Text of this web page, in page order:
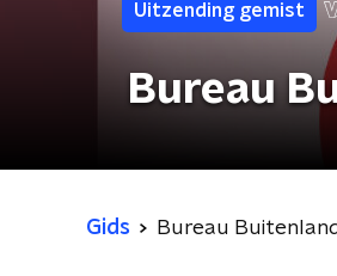
Uitzending gemist
Bureau
Gids Bureau Buitenland